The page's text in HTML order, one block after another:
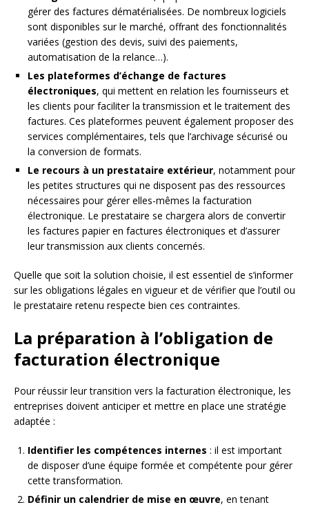
gérer des factures dématérialisées. De nombreux logiciels
sont disponibles sur le marché, offrant des fonctionnalités
variées (gestion des devis, suivi des paiements,
automatisation de la relance…).
Les plateformes d’échange de factures
électroniques, qui mettent en relation les fournisseurs et
les clients pour faciliter la transmission et le traitement des
factures. Ces plateformes peuvent également proposer des
services complémentaires, tels que l’archivage sécurisé ou
la conversion de formats.
Le recours à un prestataire extérieur, notamment pour
les petites structures qui ne disposent pas des ressources
nécessaires pour gérer elles-mêmes la facturation
électronique. Le prestataire se chargera alors de convertir
les factures papier en factures électroniques et d’assurer
leur transmission aux clients concernés.
Quelle que soit la solution choisie, il est essentiel de s’informer
sur les obligations légales en vigueur et de vérifier que l’outil ou
le prestataire retenu respecte bien ces contraintes.
La préparation à l’obligation de
facturation électronique
Pour réussir leur transition vers la facturation électronique, les
entreprises doivent anticiper et mettre en place une stratégie
adaptée :
Identifier les compétences internes : il est important
de disposer d’une équipe formée et compétente pour gérer
cette transformation.
Définir un calendrier de mise en œuvre, en tenant